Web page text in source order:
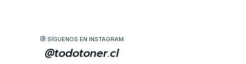
SÍGUENOS EN INSTAGRAM
@todotoner.cl